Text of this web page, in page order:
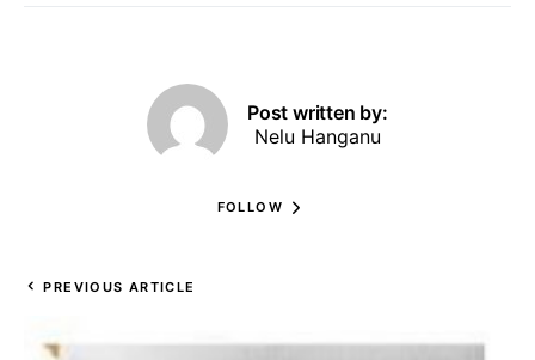
Post written by:
Nelu Hanganu
FOLLOW
PREVIOUS ARTICLE